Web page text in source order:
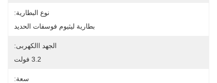
نوع البطارية:
بطارية ليثيوم فوسفات الحديد
الجهد االكهربى:
3.2 فولت
سعة: